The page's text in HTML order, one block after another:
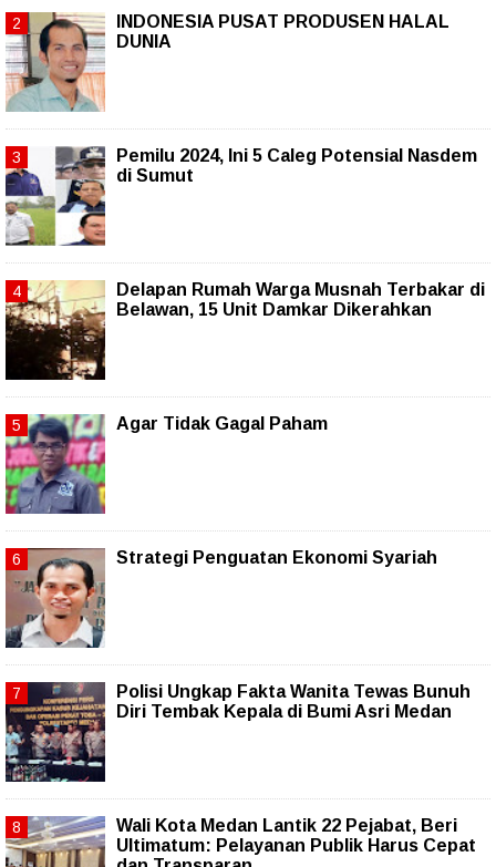
INDONESIA PUSAT PRODUSEN HALAL
DUNIA
Pemilu 2024, Ini 5 Caleg Potensial Nasdem
di Sumut
Delapan Rumah Warga Musnah Terbakar di
Belawan, 15 Unit Damkar Dikerahkan
Agar Tidak Gagal Paham
Strategi Penguatan Ekonomi Syariah
Polisi Ungkap Fakta Wanita Tewas Bunuh
Diri Tembak Kepala di Bumi Asri Medan
Wali Kota Medan Lantik 22 Pejabat, Beri
Ultimatum: Pelayanan Publik Harus Cepat